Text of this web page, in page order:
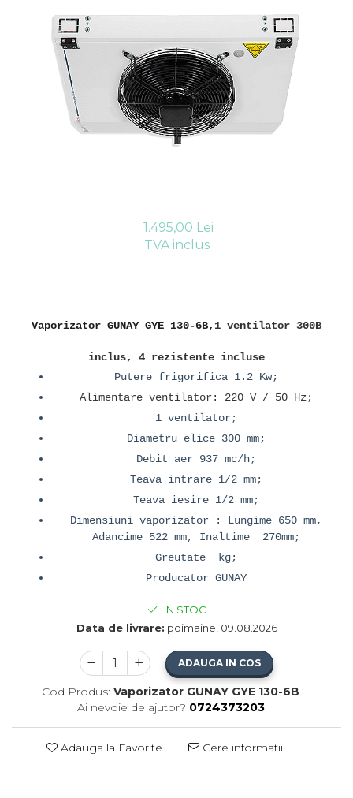
REZISTENTE SILICONICE
Ventilatoare
Ventilatoare EbmPapst
Ventilatoare WEIGUANG
Ventilatoare turbina
Compresoare Cubigel R404a
Compresoare Jiaxipera
1.495,00 Lei
TVA inclus
Vaporizator GUNAY GYE 130-6B, 1 ventilator 300B
inclus, 4 rezistente incluse
Putere frigorifica 1.2 Kw;
Alimentare ventilator: 220 V / 50 Hz;
1 ventilator;
Diametru elice 300 mm;
Debit aer 937 mc/h;
Teava intrare 1/2 mm;
Teava iesire 1/2 mm;
Dimensiuni vaporizator : Lungime 650 mm,
Adancime 522 mm, Inaltime 270mm;
Greutate kg;
Producator GUNAY
IN STOC
Data de livrare: poimaine, 09.08.2026
ADAUGA IN COS
Cod Produs: Vaporizator GUNAY GYE 130-6B
Ai nevoie de ajutor? 0724373203
Adauga la Favorite Cere informatii